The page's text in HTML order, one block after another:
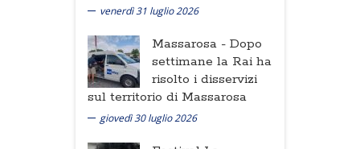
venerdì 31 luglio 2026
Massarosa - Dopo
settimane la Rai ha
risolto i disservizi
sul territorio di Massarosa
giovedì 30 luglio 2026